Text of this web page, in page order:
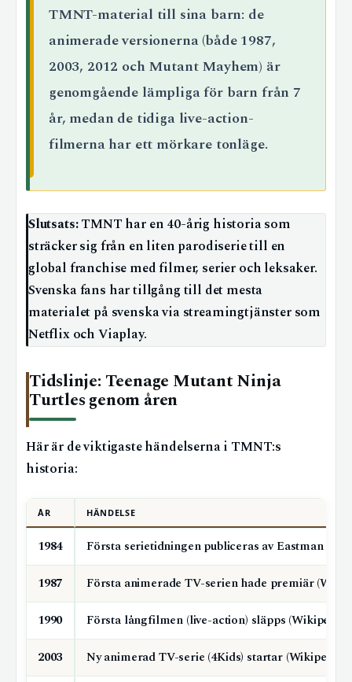
TMNT-material till sina barn: de
animerade versionerna (både 1987,
2003, 2012 och Mutant Mayhem) är
genomgående lämpliga för barn från 7
år, medan de tidiga live-action-
filmerna har ett mörkare tonläge.
Slutsats:TMNT har en 40-årig historia som
sträcker sig från en liten parodiserie till en
global franchise med filmer, serier och leksaker.
Svenska fans har tillgång till det mesta
materialet på svenska via streamingtjänster som
Netflix och Viaplay.
Tidslinje: Teenage Mutant Ninja
Turtles genom åren
Här är de viktigaste händelserna i TMNT:s
historia:
ÅR HÄNDELSE
1984 Första serietidningen publiceras av Eastman &
1987 Första animerade TV-serien hade premiär
1990 Första långfilmen (live-action) släpps (Wikipedia)
2003 Ny animerad TV-serie (4Kids) startar (Wikipedia)